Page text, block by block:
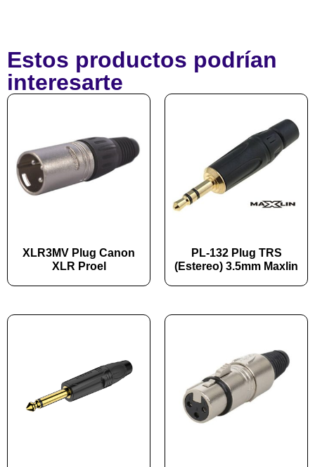
Estos productos podrían
interesarte
XLR3MV Plug Canon
XLR Proel
PL-132 Plug TRS
(Estereo) 3.5mm Maxlin